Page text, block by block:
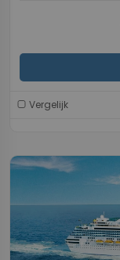
Vergelijk